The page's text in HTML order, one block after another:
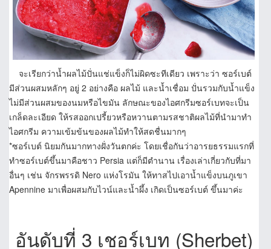
จะเรียกว่าน้ำผลไม้ปั่นแช่แข็งก็ไม่ผิดซะทีเดียว เพราะว่า ซอร์เบต์
มีส่วนผสมหลักๆ อยู่ 2 อย่างคือ ผลไม้ และน้ำเชื่อม ปั่นรวมกับน้ำแข็ง
ไม่มีส่วนผสมของนมหรือไขมัน ลักษณะของไอศกรีมซอร์เบทจะเป็น
เกล็ดละเอียด ให้รสออกเปรี้ยวหรือหวานตามรสชาติผลไม้ที่นำมาทำ
ไอศกรีม ความเข้มข้นของผลไม้ทำให้สดชื่นมากๆ
*ซอร์เบต์ นิยมกันมากทางฝั่งวันตกค่ะ โดยเชื่อกันว่าอารยธรรมแรกที่
ทำซอร์เบต์ขึ้นมาคือชาว Persia แต่ก็มีตำนาน เรื่องเล่าเกี่ยวกับที่มา
อื่นๆ เช่น จักรพรรดิ Nero แห่งโรมัน ให้ทาสไปเอาน้ำแข็งบนภูเขา
Apennine มาเพื่อผสมกับไวน์และน้ำผึ้ง เกิดเป็นซอร์เบต์ ขึ้นมาค่ะ
อันดับที่ 3 เชอร์เบท (Sherbet)